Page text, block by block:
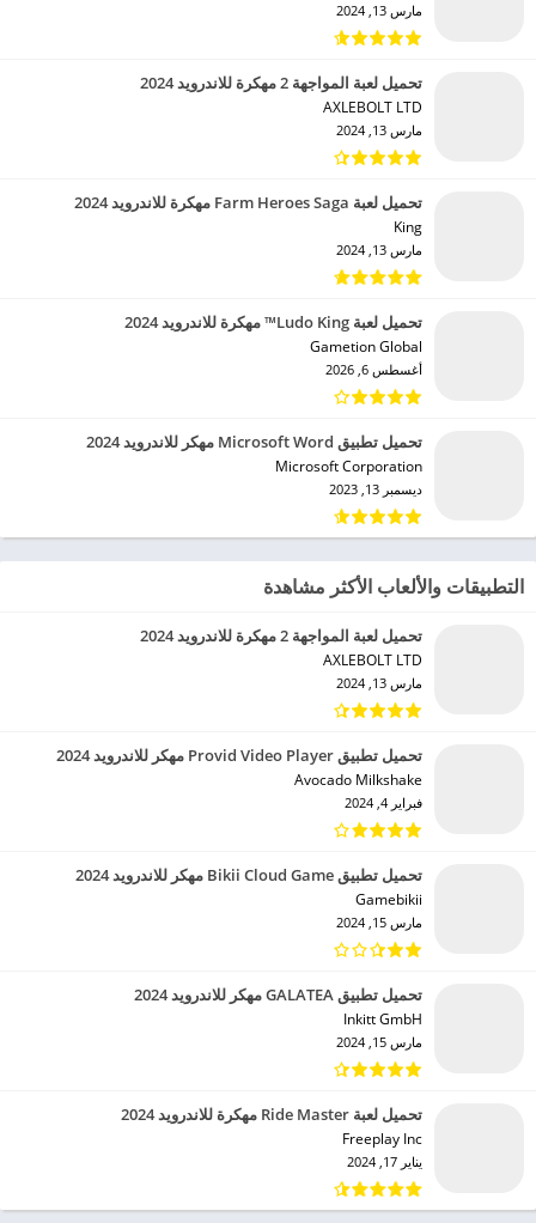
مارس 13, 2024
تحميل لعبة المواجهة 2 مهكرة للاندرويد 2024
AXLEBOLT LTD‏
مارس 13, 2024
تحميل لعبة Farm Heroes Saga مهكرة للاندرويد 2024
King‏
مارس 13, 2024
تحميل لعبة Ludo King™ مهكرة للاندرويد 2024
Gametion Global‏
أغسطس 6, 2026
تحميل تطبيق Microsoft Word مهكر للاندرويد 2024
Microsoft Corporation‏
ديسمبر 13, 2023
التطبيقات والألعاب الأكثر مشاهدة
تحميل لعبة المواجهة 2 مهكرة للاندرويد 2024
AXLEBOLT LTD‏
مارس 13, 2024
تحميل تطبيق Provid Video Player مهكر للاندرويد 2024
Avocado Milkshake‏
فبراير 4, 2024
تحميل تطبيق Bikii Cloud Game مهكر للاندرويد 2024
Gamebikii‏
مارس 15, 2024
تحميل تطبيق GALATEA مهكر للاندرويد 2024
Inkitt GmbH‏
مارس 15, 2024
تحميل لعبة Ride Master مهكرة للاندرويد 2024
Freeplay Inc‏
يناير 17, 2024